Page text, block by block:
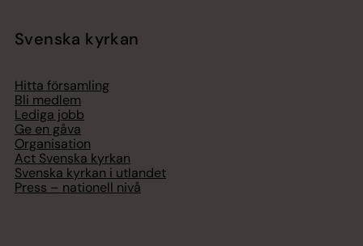
Svenska kyrkan
Hitta församling
Bli medlem
Lediga jobb
Ge en gåva
Organisation
Act Svenska kyrkan
Svenska kyrkan i utlandet
Press – nationell nivå